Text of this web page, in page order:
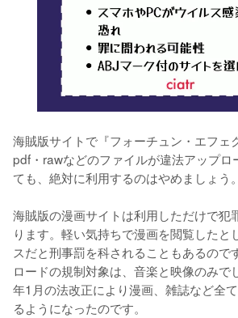
海賊版サイトで『フォーチュン・エフェ
pdf・rawなどのファイルが違法アップロ
ても、絶対に利用するのはやめましょう。
海賊版の漫画サイトは利用しただけで犯
ります。軽い気持ちで漫画を閲覧したと
スだと刑事罰を科されることもあるので
ロードの規制対象は、音楽と映像のみで
年1月の法改正により漫画、雑誌など全
るようになったのです。